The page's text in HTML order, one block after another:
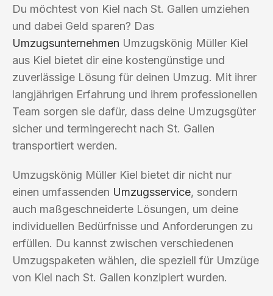
Du möchtest von Kiel nach St. Gallen umziehen
und dabei Geld sparen? Das
Umzugsunternehmen Umzugskönig Müller Kiel
aus Kiel bietet dir eine kostengünstige und
zuverlässige Lösung für deinen Umzug. Mit ihrer
langjährigen Erfahrung und ihrem professionellen
Team sorgen sie dafür, dass deine Umzugsgüter
sicher und termingerecht nach St. Gallen
transportiert werden.
Umzugskönig Müller Kiel bietet dir nicht nur
einen umfassenden Umzugsservice, sondern
auch maßgeschneiderte Lösungen, um deine
individuellen Bedürfnisse und Anforderungen zu
erfüllen. Du kannst zwischen verschiedenen
Umzugspaketen wählen, die speziell für Umzüge
von Kiel nach St. Gallen konzipiert wurden.